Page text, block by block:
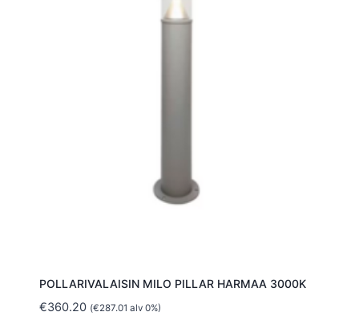
POLLARIVALAISIN MILO PILLAR HARMAA 3000K
€360.20 (€287.01 alv 0%)